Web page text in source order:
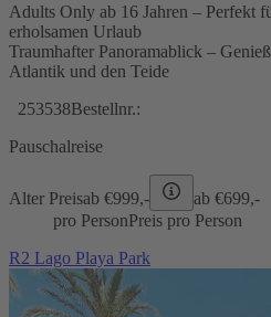
Adults Only ab 16 Jahren – Perfekt
erholsamen Urlaub
Traumhafter Panoramablick –
Atlantik und den Teide
253538Bestellnr.:
Pauschalreise
Alter Preisab €999,- ab €699,-
pro PersonPreis pro Person
R2 Lago Playa Park